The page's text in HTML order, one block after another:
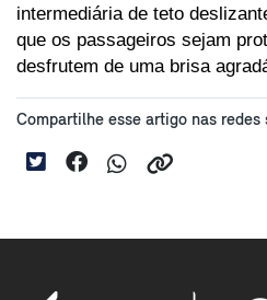
intermediária de teto
que os passageiros sejam
desfrutem de uma brisa
Compartilhe esse artigo nas redes